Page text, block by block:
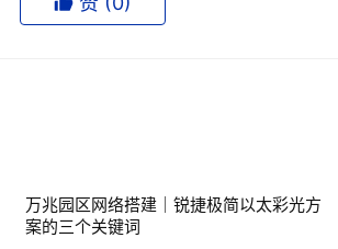
标准术语、架构设计、性能指标与部
了同一套沟通语言与选型依据。
万兆园区网络搭建｜锐捷极简以太彩光方
案的三个关键词